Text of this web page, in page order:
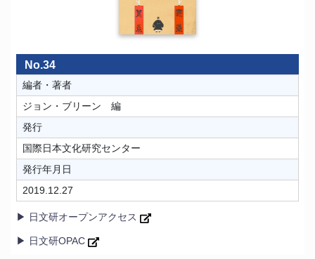
No.34
編者・著者
ジョン・ブリーン 編
発行
国際日本文化研究センター
発行年月日
2019.12.27
▶ 日文研オープンアクセス
▶ 日文研OPAC